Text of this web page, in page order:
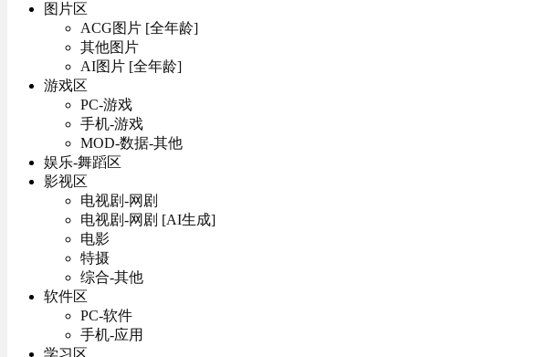
图片区
ACG图片 [全年龄]
其他图片
AI图片 [全年龄]
游戏区
PC-游戏
手机-游戏
MOD-数据-其他
娱乐-舞蹈区
影视区
电视剧-网剧
电视剧-网剧 [AI生成]
电影
特摄
综合-其他
软件区
PC-软件
手机-应用
学习区